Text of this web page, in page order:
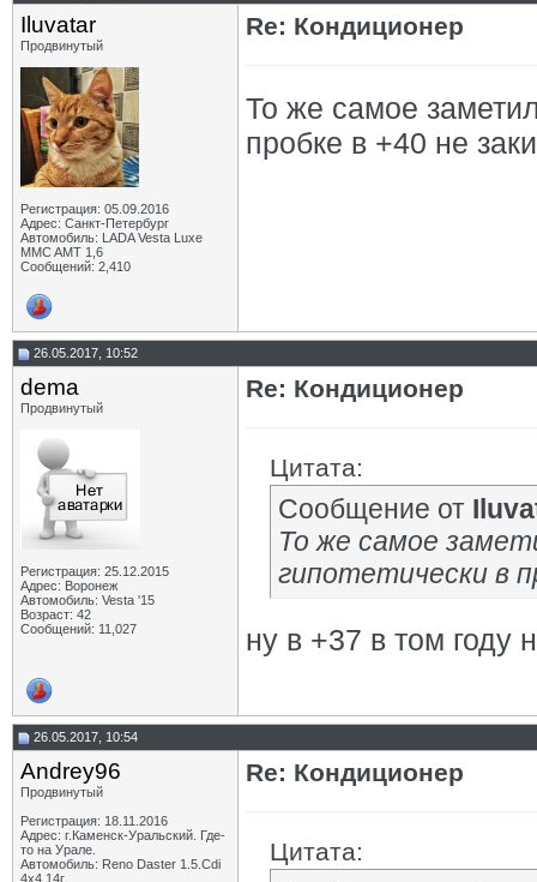
Iluvatar
Продвинутый
Регистрация: 05.09.2016
Адрес: Санкт-Петербург
Автомобиль: LADA Vesta Luxe
MMC AMT 1,6
Сообщений: 2,410
Re: Кондиционер
То же самое
пробке в +40 не
26.05.2017, 10:52
dema
Продвинутый
Регистрация: 25.12.2015
Адрес: Воронеж
Автомобиль: Vesta '15
Возраст: 42
Сообщений: 11,027
Re: Кондиционер
Цитата:
Сообщение от
То же самое
гипотетически в
ну в +37 в том году
26.05.2017, 10:54
Andrey96
Продвинутый
Регистрация: 18.11.2016
Адрес: г.Каменск-Уральский. Где-
то на Урале.
Автомобиль: Reno Daster 1.5.Cdi
4х4 14г
Re: Кондиционер
Цитата: